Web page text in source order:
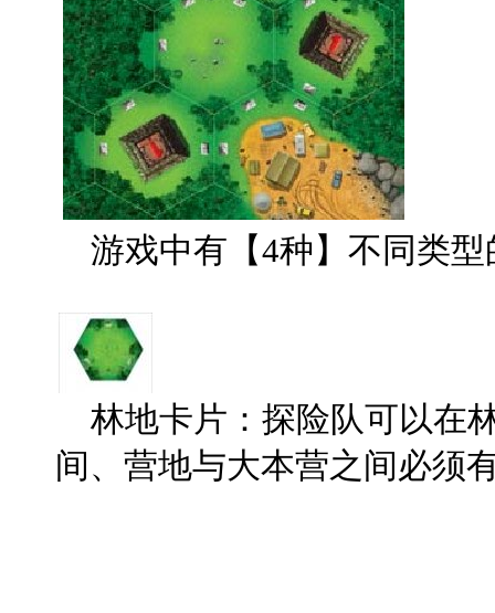
游戏中有【4种】不同类型
林地卡片：探险队可以在
间、营地与大本营之间必须